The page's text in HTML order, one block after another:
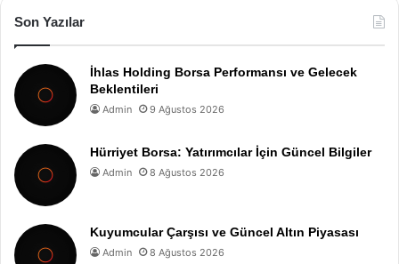
Son Yazılar
İhlas Holding Borsa Performansı ve Gelecek
Beklentileri
Admin 9 Ağustos 2026
Hürriyet Borsa: Yatırımcılar İçin Güncel Bilgiler
Admin 8 Ağustos 2026
Kuyumcular Çarşısı ve Güncel Altın Piyasası
Admin 8 Ağustos 2026